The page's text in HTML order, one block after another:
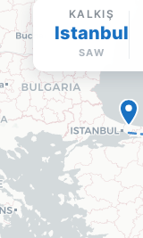
KALKIŞ
Istanbul
SAW